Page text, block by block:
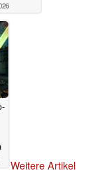
Weitere Artikel